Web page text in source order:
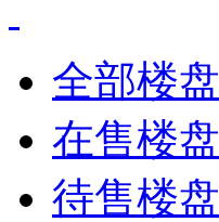
全部楼盘
在售楼盘
待售楼盘